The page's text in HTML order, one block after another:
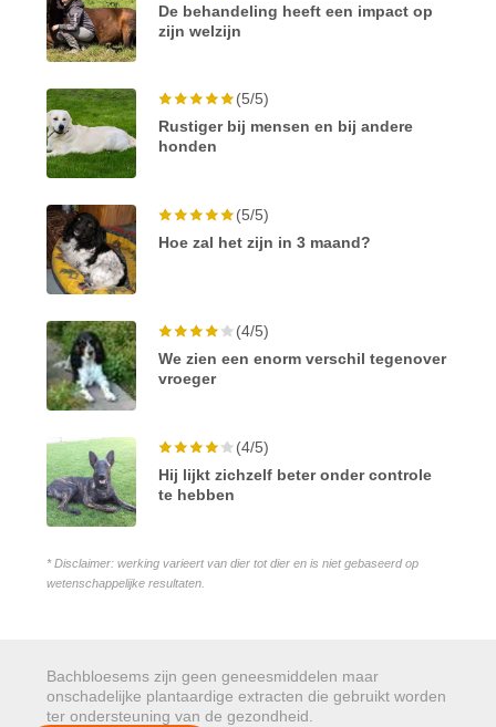
De behandeling heeft een impact op
zijn welzijn
(5/5)
Rustiger bij mensen en bij andere
honden
(5/5)
Hoe zal het zijn in 3 maand?
(4/5)
We zien een enorm verschil tegenover
vroeger
(4/5)
Hij lijkt zichzelf beter onder controle
te hebben
* Disclaimer: werking varieert van dier tot dier en is niet gebaseerd op
wetenschappelijke resultaten.
Bachbloesems zijn geen geneesmiddelen maar
onschadelijke plantaardige extracten die gebruikt worden
ter ondersteuning van de gezondheid.